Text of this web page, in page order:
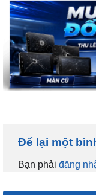
Để lại một
Bạn phải đăng